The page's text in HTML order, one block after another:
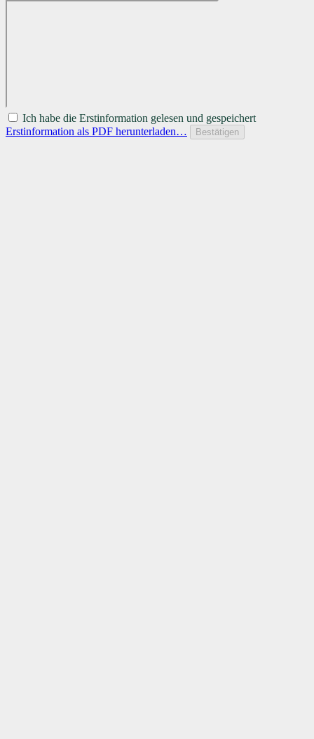
Ich habe die Erstinformation gelesen und gespeichert
Erstinformation als PDF herunterladen…
Bestätigen